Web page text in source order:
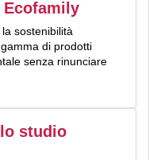
Ecofamily
sostenibilità
gamma di prodotti
senza rinunciare
studio